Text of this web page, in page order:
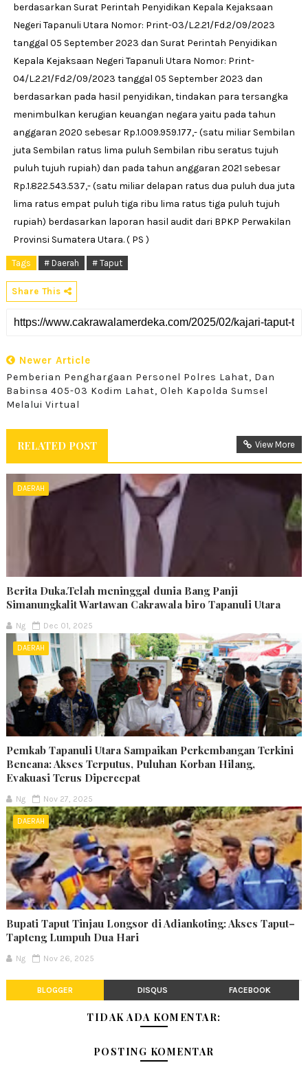
berdasarkan Surat Perintah Penyidikan Kepala Kejaksaan
Negeri Tapanuli Utara Nomor: Print-03/L.2.21/Fd.2/09/2023
tanggal 05 September 2023 dan Surat Perintah Penyidikan
Kepala Kejaksaan Negeri Tapanuli Utara Nomor: Print-
04/L.2.21/Fd.2/09/2023 tanggal 05 September 2023 dan
berdasarkan pada hasil penyidikan, tindakan para tersangka
menimbulkan kerugian keuangan negara yaitu pada tahun
anggaran 2020 sebesar Rp.1.009.959.177,- (satu miliar Sembilan
juta Sembilan ratus lima puluh Sembilan ribu seratus tujuh
puluh tujuh rupiah) dan pada tahun anggaran 2021 sebesar
Rp.1.822.543.537,- (satu miliar delapan ratus dua puluh dua juta
lima ratus empat puluh tiga ribu lima ratus tiga puluh tujuh
rupiah) berdasarkan laporan hasil audit dari BPKP Perwakilan
Provinsi Sumatera Utara. ( PS )
Tags # Daerah # Taput
Share This
Newer Article
Pemberian Penghargaan Personel Polres Lahat, Dan
Babinsa 405-03 Kodim Lahat, Oleh Kapolda Sumsel
Melalui Virtual
RELATED POST View More
DAERAH
Berita Duka.Telah meninggal dunia Bang Panji
Simanungkalit Wartawan Cakrawala biro Tapanuli Utara
Ng Dec 01, 2025
DAERAH
Pemkab Tapanuli Utara Sampaikan Perkembangan Terkini
Bencana: Akses Terputus, Puluhan Korban Hilang,
Evakuasi Terus Dipercepat
Ng Nov 27, 2025
DAERAH
Bupati Taput Tinjau Longsor di Adiankoting: Akses Taput–
Tapteng Lumpuh Dua Hari
Ng Nov 26, 2025
BLOGGER DISQUS FACEBOOK
TIDAK ADA KOMENTAR:
POSTING KOMENTAR